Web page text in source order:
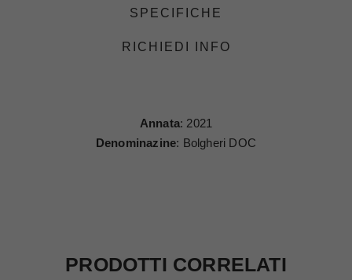
SPECIFICHE
RICHIEDI INFO
Annata: 2021
Denominazine: Bolgheri DOC
PRODOTTI CORRELATI